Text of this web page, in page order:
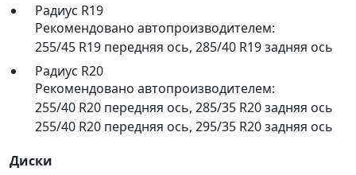
Радиус R19
Рекомендовано автопроизводителем:
255/45 R19 передняя ось, 285/40 R19 задняя ось
Радиус R20
Рекомендовано автопроизводителем:
255/40 R20 передняя ось, 285/35 R20 задняя ось
255/40 R20 передняя ось, 295/35 R20 задняя ось
Диски